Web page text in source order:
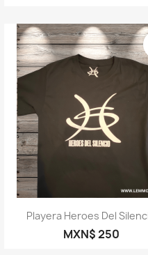
Vista rápida
Playera Heroes Del
MXN$ 250